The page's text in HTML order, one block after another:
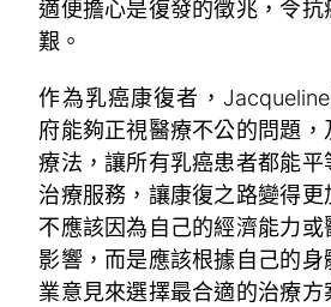
適便擔心是復發的徵兆，令
艱。
作為乳癌康復者，
府能夠正視醫療不公的問題
療法，讓所有乳癌患者都能
治療服務，讓康復之路變得
不應該因為自己的經濟能力或
影響，而是應該根據自己的
業意見來選擇最合適的治療